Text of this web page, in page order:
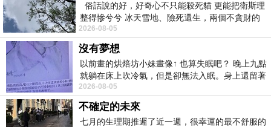
消耗更多的意志力，所以意志力用完以後，會更
容易克制不住自己。
如果只是靠意志力來維持減肥的效果，能夠維持
成功的幾率是很低的前面我們提到快速減肥成功
的人群中95%的維持不下去減肥的效果
而中醫減重就是讓您在維持正常飲食下，也可以
俗話說的好，好奇心不只能殺死貓 更能把衛斯理
整得慘兮兮 冰天雪地、險死還生，兩個不貪財的
人尋什麼寶？ 人家追尋愛情還
2026-08-05
沒有夢想
以前畫的烘焙坊小妹畫像↑ 也算失眠吧？ 晚上九點
就躺在床上吹冷氣，但是卻無法入眠。身上還留著
四點多跑的六公里的疲
2026-08-05
不確定的未來
七月的生理期推遲了近一週，很幸運的最不舒服的